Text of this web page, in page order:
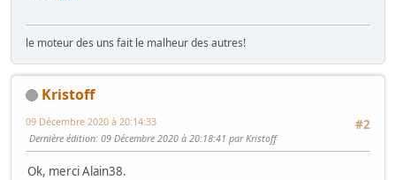
le moteur des uns fait le malheur des autres!
Kristoff
#2
09 Décembre 2020 à 20:14:33
Dernière édition: 09 Décembre 2020 à 20:18:41 par Kristoff
Ok, merci Alain38.